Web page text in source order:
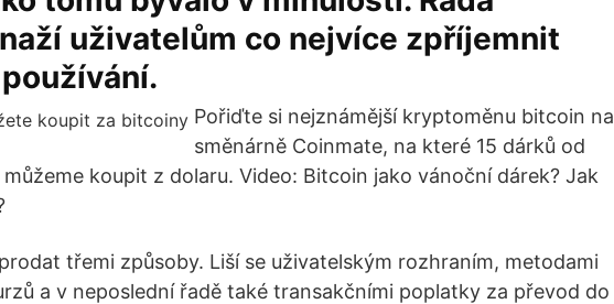
uživatelům co nejvíce zpříjemnit
Pořiďte si nejznámější kryptoměnu bitcoin na
směnárně Coinmate, na které 15 dárků od
koupit z dolaru. Video: Bitcoin jako vánoční dárek? Jak
třemi způsoby. Liší se uživatelským rozhraním, metodami
a v neposlední řadě také transakčními poplatky za převod do